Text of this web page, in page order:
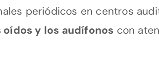
periódicos en centros
oídos y los audífonos con